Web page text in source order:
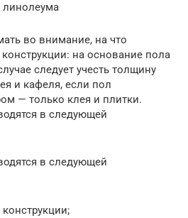
линолеума
во внимание, на что
на основание пола
следует учесть толщину
и кафеля, если пол
— только клея и плитки.
в следующей
в следующей
конструкции;